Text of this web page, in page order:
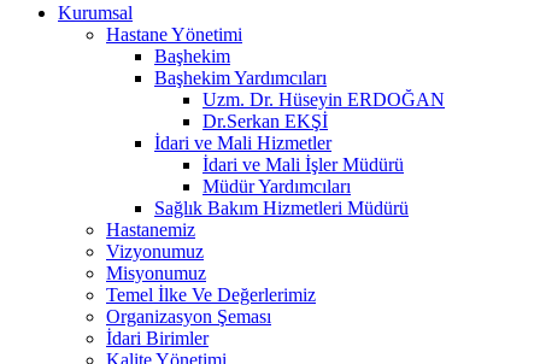
Kurumsal
Hastane Yönetimi
Başhekim
Başhekim Yardımcıları
Uzm. Dr. Hüseyin ERDOĞAN
Dr.Serkan EKŞİ
İdari ve Mali Hizmetler
İdari ve Mali İşler Müdürü
Müdür Yardımcıları
Sağlık Bakım Hizmetleri Müdürü
Hastanemiz
Vizyonumuz
Misyonumuz
Temel İlke Ve Değerlerimiz
Organizasyon Şeması
İdari Birimler
Kalite Yönetimi